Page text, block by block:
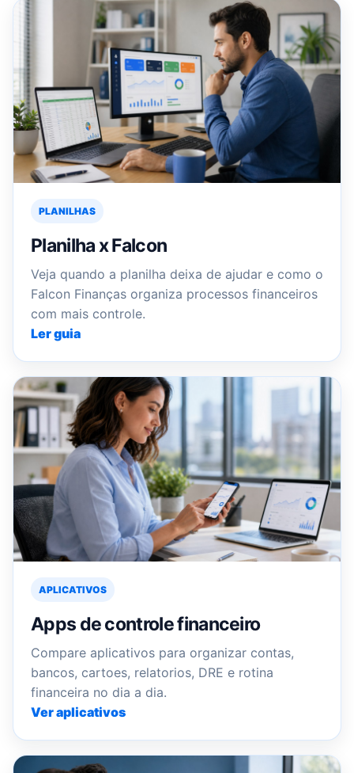
PLANILHAS
Planilha x Falcon
Veja quando a planilha deixa de ajudar e como o
Falcon Finanças organiza processos financeiros
com mais controle.
Ler guia
APLICATIVOS
Apps de controle financeiro
Compare aplicativos para organizar contas,
bancos, cartoes, relatorios, DRE e rotina
financeira no dia a dia.
Ver aplicativos